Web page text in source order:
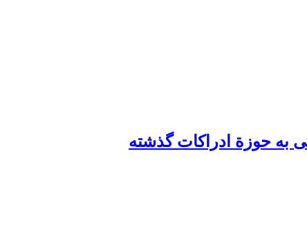
به حوزة ادراکات گذشته